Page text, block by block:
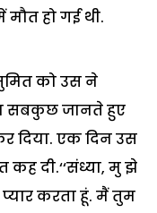
हो गई थी.
को उस ने
सबकुछ जानते हुए
दिया. एक दिन उस
दी.‘‘संध्या, मु झे
करता हूं. मैं तुम